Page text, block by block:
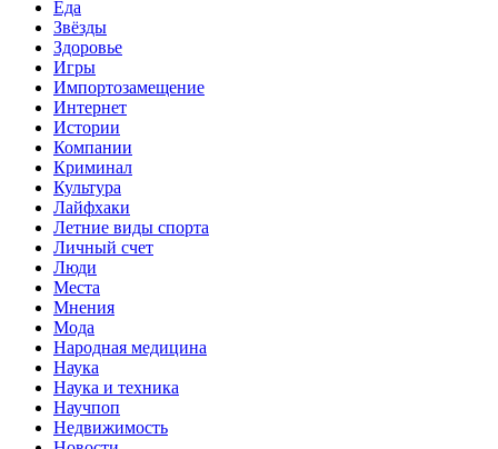
Еда
Звёзды
Здоровье
Игры
Импортозамещение
Интернет
Истории
Компании
Криминал
Культура
Лайфхаки
Летние виды спорта
Личный счет
Люди
Места
Мнения
Мода
Народная медицина
Наука
Наука и техника
Научпоп
Недвижимость